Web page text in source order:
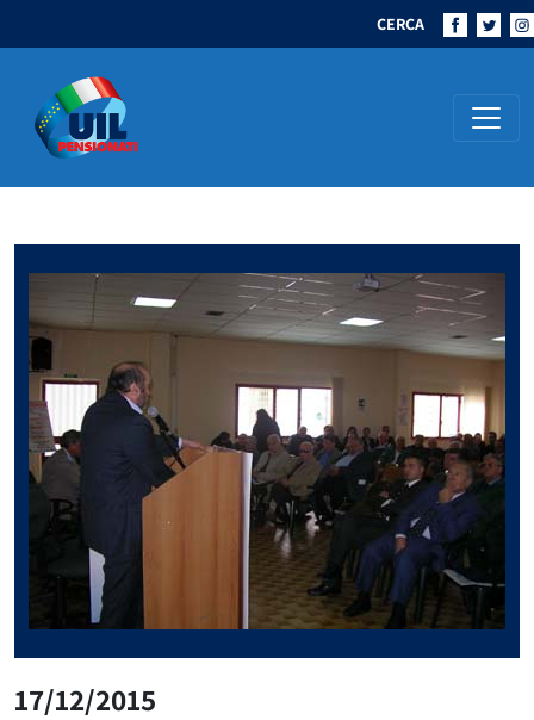
CERCA
Navigazione principale
17/12/2015